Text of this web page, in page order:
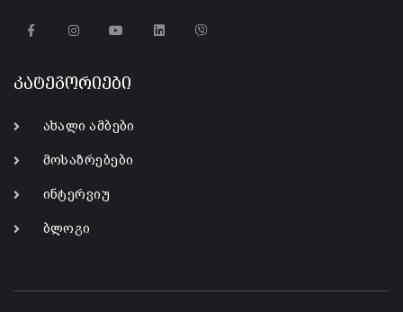
კატეგორიები
ახალი ამბები
მოსაზრებები
ინტერვიუ
ბლოგი